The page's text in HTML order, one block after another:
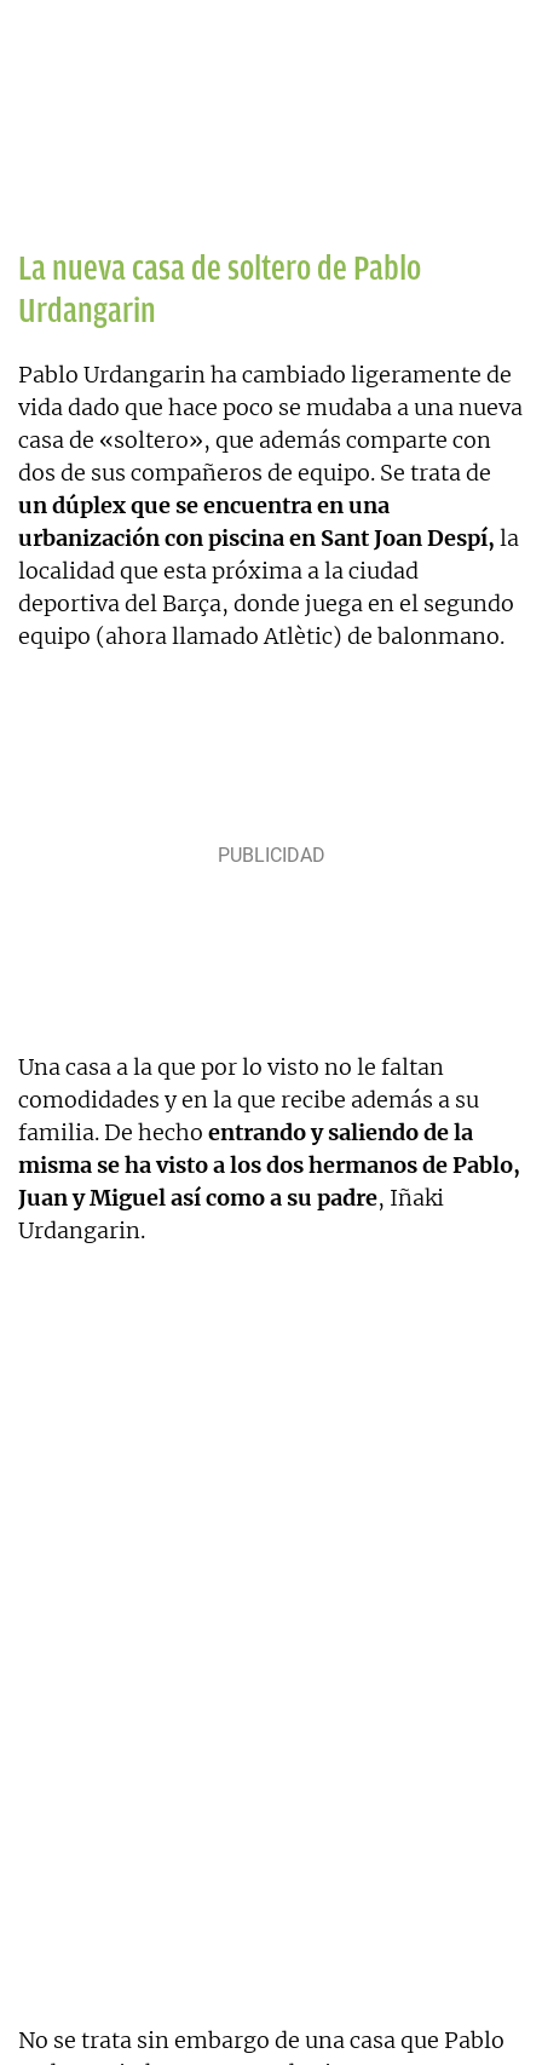
La nueva casa de soltero de Pablo
Urdangarin
Pablo Urdangarin ha cambiado ligeramente de
vida dado que hace poco se mudaba a una nueva
casa de «soltero», que además comparte con
dos de sus compañeros de equipo. Se trata de
un dúplex que se encuentra en una
urbanización con piscina en Sant Joan Despí, la
localidad que esta próxima a la ciudad
deportiva del Barça, donde juega en el segundo
equipo (ahora llamado Atlètic) de balonmano.
Una casa a la que por lo visto no le faltan
comodidades y en la que recibe además a su
familia. De hecho entrando y saliendo de la
misma se ha visto a los dos hermanos de Pablo,
Juan y Miguel así como a su padre, Iñaki
Urdangarin.
No se trata sin embargo de una casa que Pablo